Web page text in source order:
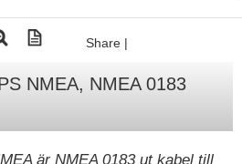
Share |
NMEA, NMEA 0183
är NMEA 0183 ut kabel till